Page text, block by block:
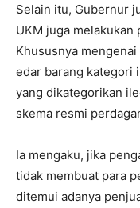
Selain itu, Gubernur
UKM juga melakukan
Khususnya
edar barang kategori
yang dikategorikan
skema resmi
Ia mengaku, jika
tidak membuat para
ditemui adanya